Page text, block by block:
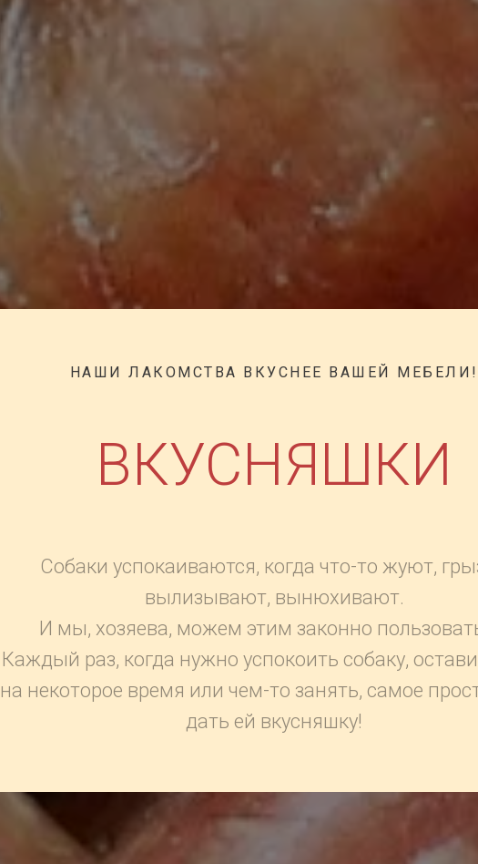
НАШИ ЛАКОМСТВА ВКУСНЕЕ ВАШЕЙ МЕБЕЛИ!
ВКУСНЯШКИ
Собаки успокаиваются, когда что-то жуют,
вылизывают, вынюхивают.
И мы, хозяева, можем этим законно
Каждый раз, когда нужно успокоить собаку,
на некоторое время или чем-то занять, самое
дать ей вкусняшку!